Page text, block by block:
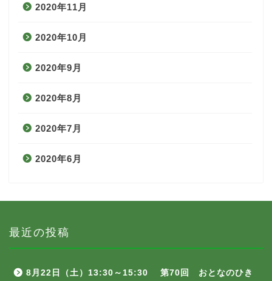
2020年11月
2020年10月
2020年9月
2020年8月
2020年7月
2020年6月
最近の投稿
8月22日（土）13:30～15:30 第70回 おとなのひき